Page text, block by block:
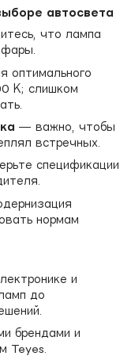
автосвета
что лампа
оптимального
К; слишком
— важно, чтобы
встречных.
спецификации
нормам
и
до
брендами и
Teyes.